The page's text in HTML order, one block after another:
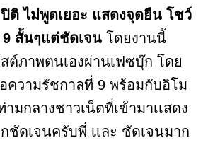
ติ ไม่พูดเยอะ แสดงจุดยืน โชว์
สั้นๆแต่ชัดเจน โดยงานนี้
ต์ภาพตนเองผ่านเฟซบุ๊ก โดย
ความรัชกาลที่ 9 พร้อมกับอิโม
ามกลางชาวเน็ตที่เข้ามาเเสดง
ชัดเจนครับพี่ เเละ ชัดเจนมาก